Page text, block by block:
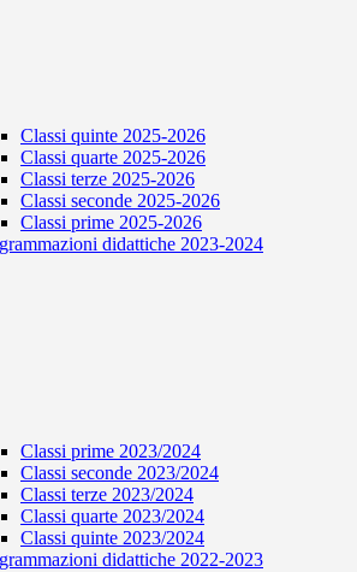
Classi quinte 2025-2026
Classi quarte 2025-2026
Classi terze 2025-2026
Classi seconde 2025-2026
Classi prime 2025-2026
didattiche 2023-2024
Classi prime 2023/2024
Classi seconde 2023/2024
Classi terze 2023/2024
Classi quarte 2023/2024
Classi quinte 2023/2024
didattiche 2022-2023